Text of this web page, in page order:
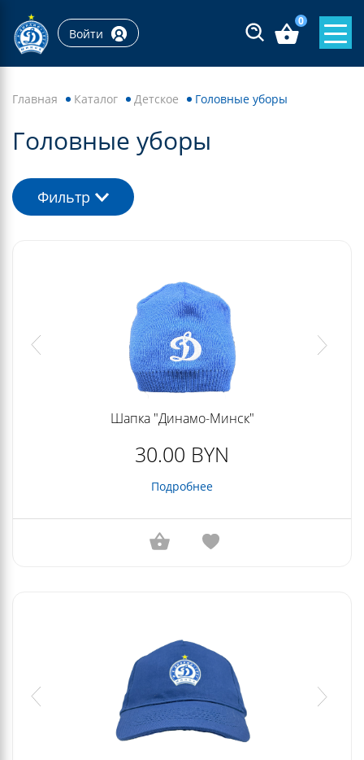
Войти
0
Главная Каталог Детское Головные уборы
Головные уборы
Фильтр
Шапка "Динамо-Минск"
30.00 BYN
Подробнее